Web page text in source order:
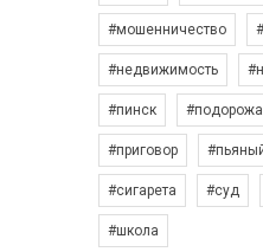
#мошенничество
#недвижимость
#пинск
#приговор
#сигарета #суд
#школа